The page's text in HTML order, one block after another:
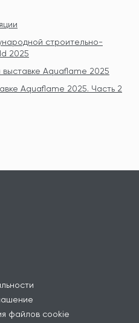
строительно-
2025
Aquaflame 2025
Aquaflame 2025. Часть 2
файлов cookie